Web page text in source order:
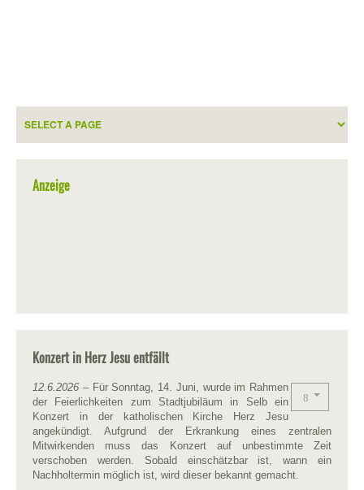
Anzeige
Konzert in Herz Jesu entfällt
12.6.2026 – Für Sonntag, 14. Juni, wurde im Rahmen
der Feierlichkeiten zum Stadtjubiläum in Selb ein
Konzert in der katholischen Kirche Herz Jesu
angekündigt. Aufgrund der Erkrankung eines zentralen
Mitwirkenden muss das Konzert auf unbestimmte Zeit
verschoben werden. Sobald einschätzbar ist, wann ein
Nachholtermin möglich ist, wird dieser bekannt gemacht.